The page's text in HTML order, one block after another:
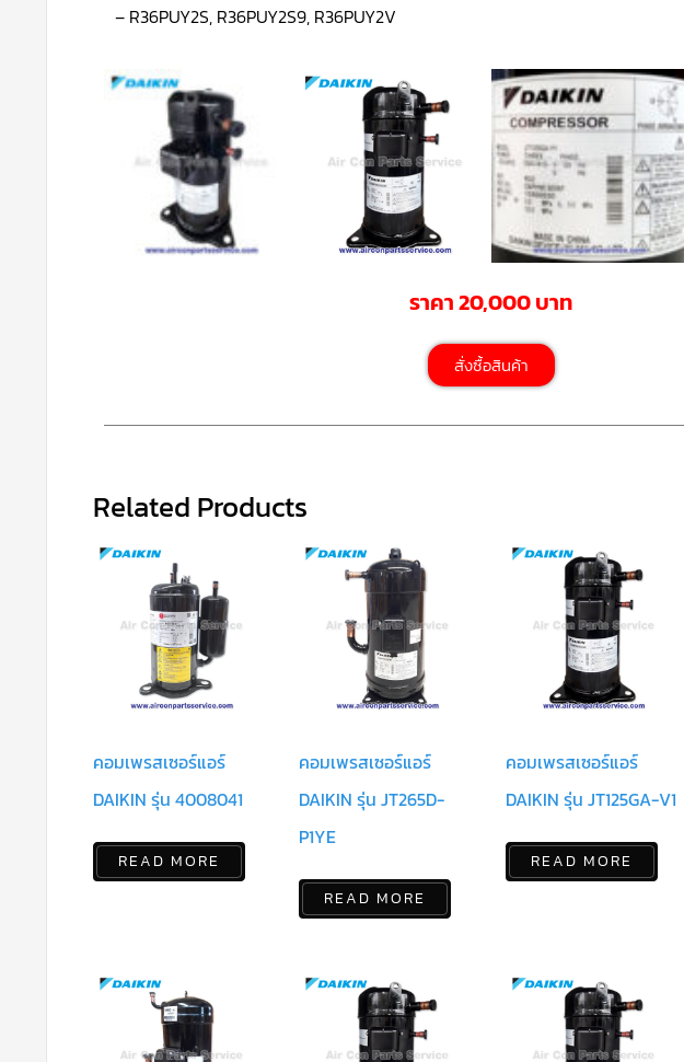
– R36PUY2S, R36PUY2S9, R36PUY2V
ราคา 20,000 บาท
สั่งซื้อสินค้า
Related Products
คอมเพรสเซอร์แอร์
DAIKIN รุ่น 4008041
READ MORE
คอมเพรสเซอร์แอร์
DAIKIN รุ่น JT265D-
P1YE
READ MORE
คอมเพรสเซอร์แอร์
DAIKIN รุ่น JT125GA-V1
READ MORE